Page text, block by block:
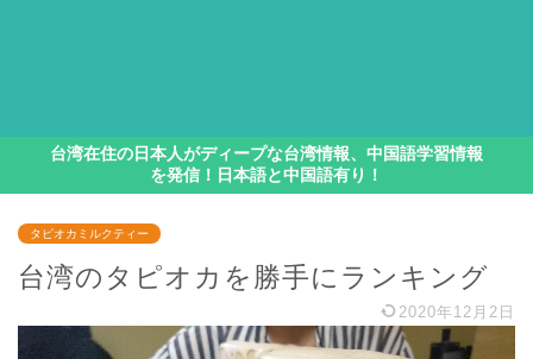
台湾在住の日本人がディープな台湾情報、中国語学習情報
を発信！日本語と中国語有り！
タピオカミルクティー
台湾のタピオカを勝手にランキング
2020年12月2日